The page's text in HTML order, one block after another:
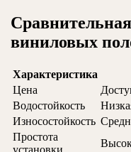
виниловых
Характеристика
Цена
Водостойкость
Износостойкость
Простота
установки